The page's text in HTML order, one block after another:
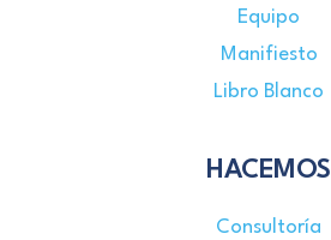
Equipo
Manifiesto
Libro Blanco
HACEMOS
Consultoría